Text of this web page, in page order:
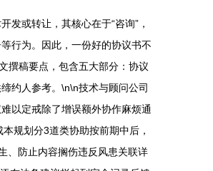
或转让，其核心在于“咨询”，
行为。因此，一份好的协议书不
撰稿要点，包含五大部分：协议
约人参考。\n\n技术与顾问公司
以定戒除了增误额外协作麻烦通
规划分3道类协助按前期中后，
、防止内容搁伤违反风患关联详